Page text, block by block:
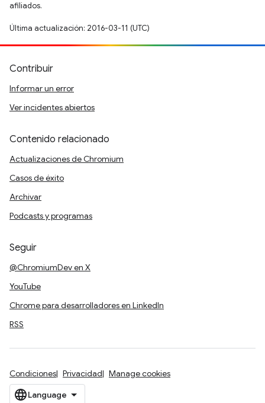
afiliados.
Última actualización: 2016-03-11 (UTC)
Contribuir
Informar un error
Ver incidentes abiertos
Contenido relacionado
Actualizaciones de Chromium
Casos de éxito
Archivar
Podcasts y programas
Seguir
@ChromiumDev en X
YouTube
Chrome para desarrolladores en LinkedIn
RSS
Condiciones Privacidad Manage cookies